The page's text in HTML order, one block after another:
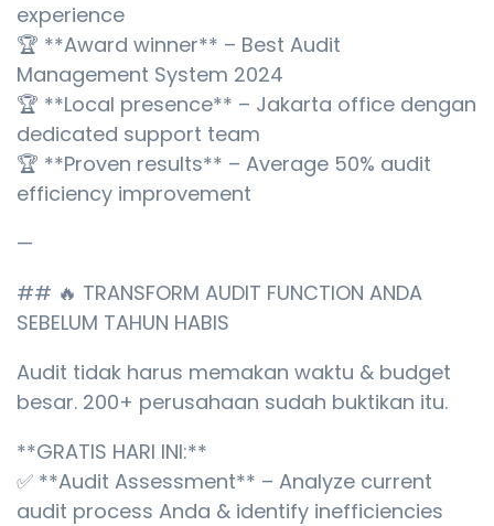
experience
🏆 **Award winner** – Best Audit
Management System 2024
🏆 **Local presence** – Jakarta office dengan
dedicated support team
🏆 **Proven results** – Average 50% audit
efficiency improvement
—
## 🔥 TRANSFORM AUDIT FUNCTION ANDA
SEBELUM TAHUN HABIS
Audit tidak harus memakan waktu & budget
besar. 200+ perusahaan sudah buktikan itu.
**GRATIS HARI INI:**
✅ **Audit Assessment** – Analyze current
audit process Anda & identify inefficiencies